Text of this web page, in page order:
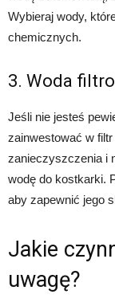
Wybieraj wody,
chemicznych.
3. Woda
Jeśli nie jesteś
zainwestować w filtr
zanieczyszczenia i
wodę do kostkarki.
aby zapewnić jego
Jakie
uwagę?